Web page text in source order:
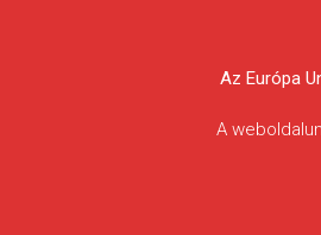
Körösvidéki
Egyesületek
Az Európa
A